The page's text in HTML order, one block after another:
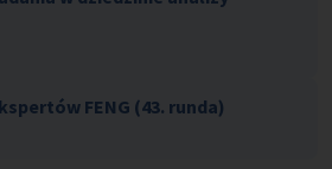
FENG (43. runda)